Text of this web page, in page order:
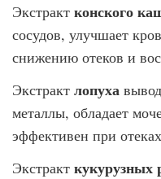
Экстракт конского
сосудов, улучшает
снижению отеков и
Экстракт лопуха
металлы, обладает
эффективен при
Экстракт кукурузных